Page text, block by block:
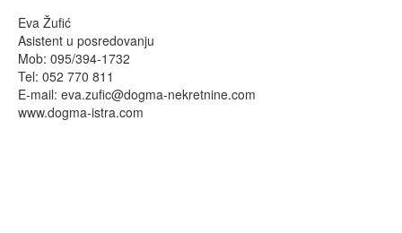
Eva Žufić
Asistent u posredovanju
Mob: 095/394-1732
Tel: 052 770 811
E-mail: eva.zufic@dogma-nekretnine.com
www.dogma-istra.com